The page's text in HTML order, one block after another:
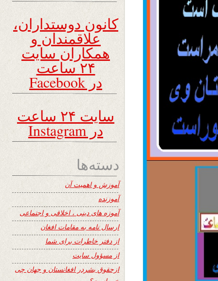
کانون دوستداران،
علاقمندان و
همکاران سایت
۲۴ ساعت
در Facebook
سایت ۲۴ ساعت
در Instagram
دسته‌ها
آموزش و اهمیت آن
آموزنده
آموزه های دینی ، اخلاقی و اجتماعی
ارسال نامه به مقامات افغان
از دفتر خاطرات برای شما
از مسؤول سایت
ازحقوق بشردر افغانستان و جهان چی